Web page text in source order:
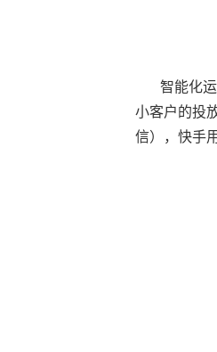
智能化运
小客户的投
信），快手